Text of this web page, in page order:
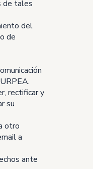
de tales
del
de
rectificar y
su
otro
a
ante